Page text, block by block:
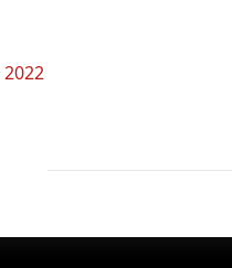
2022